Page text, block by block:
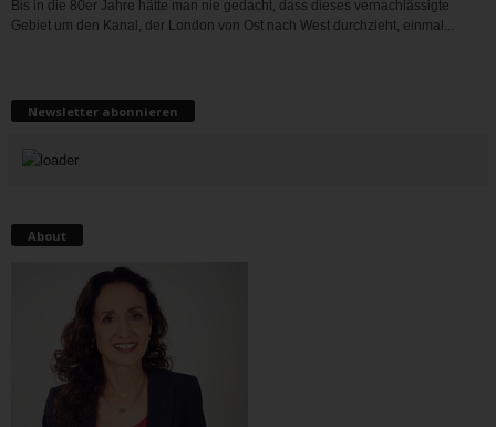
Bis in die 80er Jahre hätte man nie gedacht, dass dieses vernachlässigte
Gebiet um den Kanal, der London von Ost nach West durchzieht, einmal...
Newsletter abonnieren
About